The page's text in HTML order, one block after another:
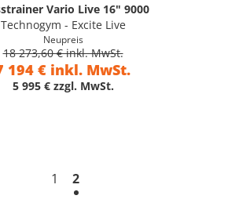
Vario Live 16" 9000
Technogym - Excite Live
Neupreis
18 273,60 € inkl. MwSt.
194 € inkl. MwSt.
5 995 € zzgl. MwSt.
1 2